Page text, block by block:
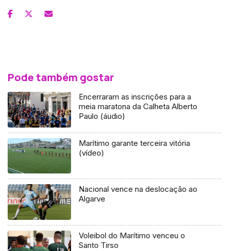
Pode também gostar
Encerraram as inscrições para a
meia maratona da Calheta Alberto
Paulo (áudio)
Marítimo garante terceira vitória
(vídeo)
Nacional vence na deslocação ao
Algarve
Voleibol do Marítimo venceu o
Santo Tirso